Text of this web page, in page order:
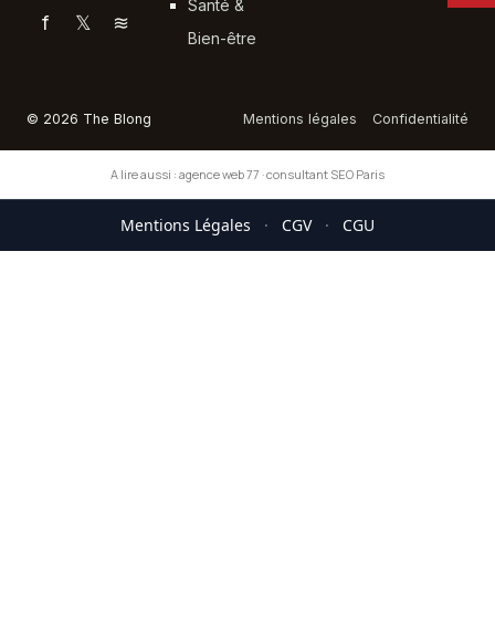
f 𝕏 ≋
Santé &
Bien-être
© 2026 The Blong Mentions légales Confidentialité
A lire aussi : agence web 77 ·consultant SEO Paris
Mentions Légales · CGV · CGU